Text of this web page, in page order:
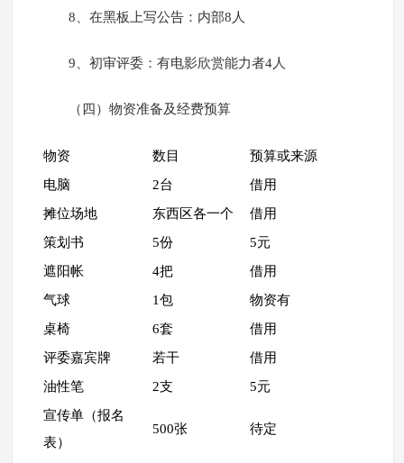
8、在黑板上写公告：内部8人
9、初审评委：有电影欣赏能力者4人
（四）物资准备及经费预算
物资 数目
预算或来源
电脑
2台
借用
摊位场地
东西区各一个
借用
策划书
5份
5元
遮阳帐
4把
借用
气球
1包
物资有
桌椅
6套
借用
评委嘉宾牌
若干
借用
油性笔
2支
5元
宣传单（报名
表）
500张 待定